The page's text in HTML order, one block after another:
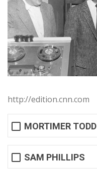
http://edition.cnn.com
MORTIMER TODD
SAM PHILLIPS